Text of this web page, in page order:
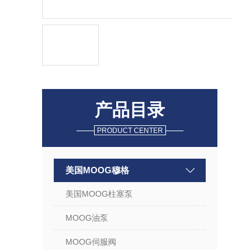
产品目录
PRODUCT CENTER
美国MOOG穆格
美国MOOG柱塞泵
MOOG油泵
MOOG伺服阀